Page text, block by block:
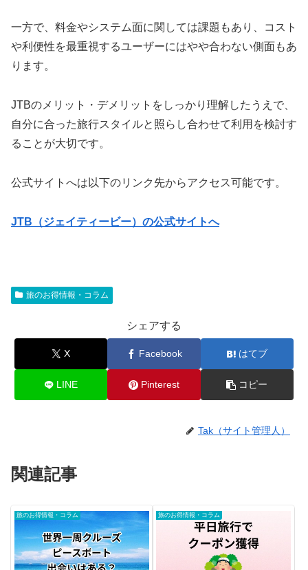
一方で、料金やシステム面に関しては課題もあり、コスト
や利便性を最重視するユーザーにはやや合わない側面もあ
ります。
JTBのメリット・デメリットをしっかり理解したうえで、
自分に合った旅行スタイルと照らし合わせて利用を検討す
ることが大切です。
公式サイトへは以下のリンク先からアクセス可能です。
JTB（ジェイティービー）の公式サイトへ
旅のお得情報・コラム
シェアする
X Facebook はてブ
LINE Pinterest コピー
Tak（サイト管理人）
関連記事
旅のお得情報・コラム 旅のお得情報・コラム